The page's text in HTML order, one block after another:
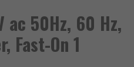
ac 50Hz, 60 Hz,
Fast-On 1